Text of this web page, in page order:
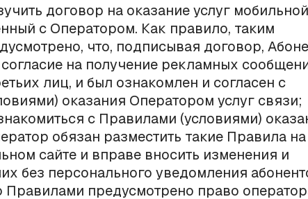
договор на оказание услуг мобильной
с Оператором. Как правило, таким
что, подписывая договор,
на получение рекламных
лиц, и был ознакомлен и согласен с
оказания Оператором услуг связи;
с Правилами (условиями)
обязан разместить такие Правила на
сайте и вправе вносить изменения и
без персонального уведомления
Правилами предусмотрено право